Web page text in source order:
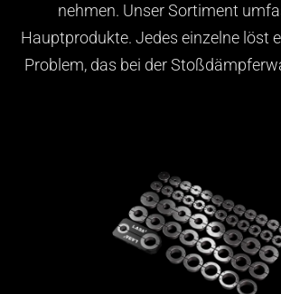
nehmen. Unser Sortiment
Hauptprodukte. Jedes einzelne löst
Problem, das bei der